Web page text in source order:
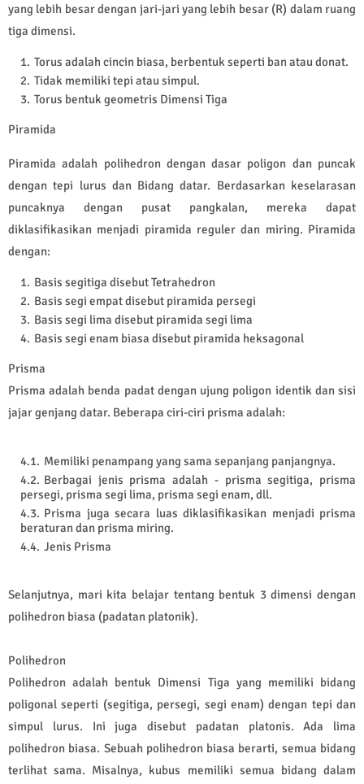
yang lebih besar dengan jari-jari yang lebih besar (R) dalam ruang
tiga dimensi.
Torus adalah cincin biasa, berbentuk seperti ban atau donat.
Tidak memiliki tepi atau simpul.
Torus bentuk geometris Dimensi Tiga
Piramida
Piramida adalah polihedron dengan dasar poligon dan puncak
dengan tepi lurus dan Bidang datar. Berdasarkan keselarasan
puncaknya dengan pusat pangkalan, mereka dapat
diklasifikasikan menjadi piramida reguler dan miring. Piramida
dengan:
Basis segitiga disebut Tetrahedron
Basis segi empat disebut piramida persegi
Basis segi lima disebut piramida segi lima
Basis segi enam biasa disebut piramida heksagonal
Prisma
Prisma adalah benda padat dengan ujung poligon identik dan sisi
jajar genjang datar. Beberapa ciri-ciri prisma adalah:
Memiliki penampang yang sama sepanjang panjangnya.
Berbagai jenis prisma adalah - prisma segitiga, prisma
persegi, prisma segi lima, prisma segi enam, dll.
Prisma juga secara luas diklasifikasikan menjadi prisma
beraturan dan prisma miring.
Jenis Prisma
Selanjutnya, mari kita belajar tentang bentuk 3 dimensi dengan
polihedron biasa (padatan platonik).
Polihedron
Polihedron adalah bentuk Dimensi Tiga yang memiliki bidang
poligonal seperti (segitiga, persegi, segi enam) dengan tepi dan
simpul lurus. Ini juga disebut padatan platonis. Ada lima
polihedron biasa. Sebuah polihedron biasa berarti, semua bidang
terlihat sama. Misalnya, kubus memiliki semua bidang dalam